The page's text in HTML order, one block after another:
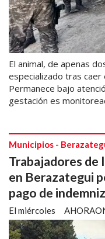
El animal, de apenas
especializado tras caer
Permanece bajo
gestación es
Trabajadores
en Berazategui
pago de
Municipios -
El miércoles